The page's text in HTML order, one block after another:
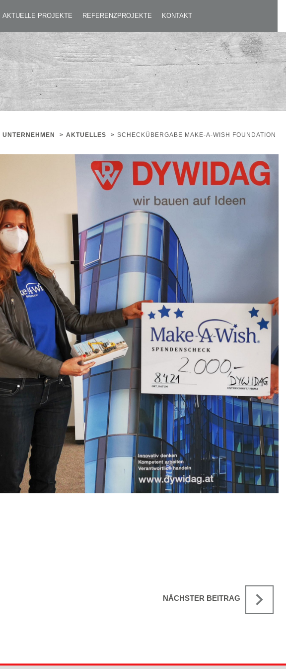
AKTUELLE PROJEKTE REFERENZPROJEKTE KONTAKT
UNTERNEHMEN > AKTUELLES > SCHECKÜBERGABE MAKE-A-WISH FOUNDATION
NÄCHSTER BEITRAG